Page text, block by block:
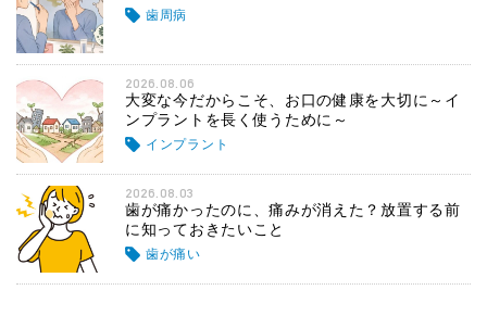
歯周病
2026.08.06
大変な今だからこそ、お口の健康を大切に～イ
ンプラントを長く使うために～
インプラント
2026.08.03
歯が痛かったのに、痛みが消えた？放置する前
に知っておきたいこと
歯が痛い